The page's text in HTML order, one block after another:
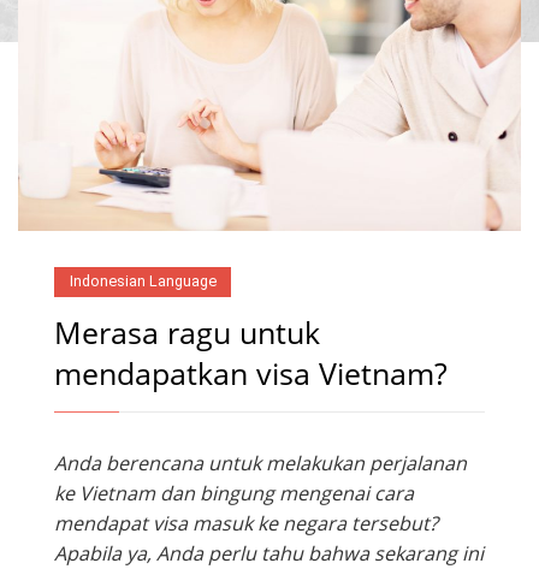
Indonesian Language
Merasa ragu untuk
mendapatkan visa Vietnam?
Anda berencana untuk melakukan perjalanan
ke Vietnam dan bingung mengenai cara
mendapat visa masuk ke negara tersebut?
Apabila ya, Anda perlu tahu bahwa sekarang ini